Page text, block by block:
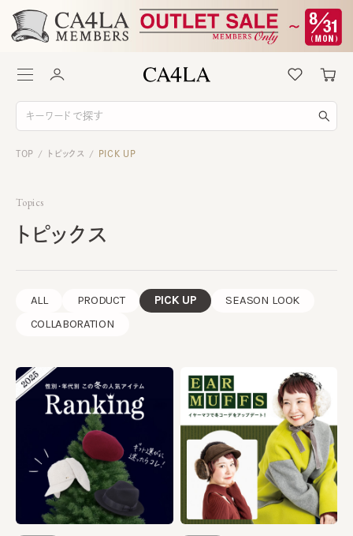
TOP / トピックス / PICK UP
Topics
トピックス
ALL PRODUCT PICK UP
SEASON LOOK
COLLABORATION